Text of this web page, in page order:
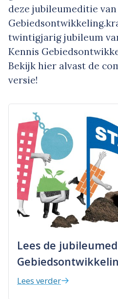
deze jubileumeditie van
twintigjarig jubileum
Kennis
Bekijk hier alvast de
versie!
Lees de
Lees verder